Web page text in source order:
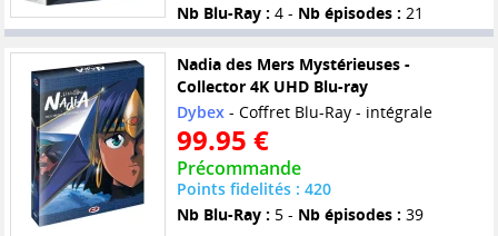
Nb Blu-Ray : 4 - Nb épisodes : 21
Nadia des Mers Mystérieuses -
Collector 4K UHD Blu-ray
Dybex- Coffret Blu-Ray - intégrale
99.95 €
Précommande
Points fidelités : 420
Nb Blu-Ray : 5 - Nb épisodes : 39